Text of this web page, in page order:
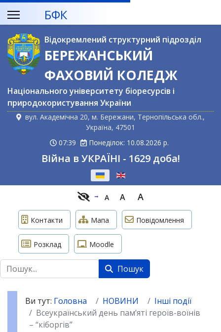
БФК
Відокремлений структурний підрозділ
БЕРЕЖАНСЬКИЙ
ФАХОВИЙ КОЛЕДЖ
Національного університету біоресурсів і
природокористування України
вул. Академічна 20, м. Бережани, Тернопільська обл.,
Україна, 47501
07:39
Понеділок: 10.08.2026 р.
Війна в УКРАЇНІ - 1629 доба!
A A A
Контакти Мапа Повідомлення
Розклад Moodle
Пошук Пошук
Ви тут: Головна НОВИНИ
Інші події
Всеукраїнський день пам’яті героїв-воїнів
– “кіборгів”